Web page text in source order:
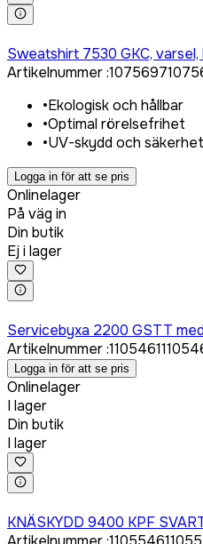
Sweatshirt 7530 GKC, varsel,
Artikelnummer:1075697
•Ekologisk och hållbar
•Optimal rörelsefrihet
•UV-skydd och säkerhet
Logga in för att se pris
Onlinelager
På väg in
Din butik
Ej i lager
Servicebyxa 2200 GSTT
Artikelnummer:1105461
Logga in för att se pris
Onlinelager
I lager
Din butik
I lager
KNÄSKYDD 9400 KPF